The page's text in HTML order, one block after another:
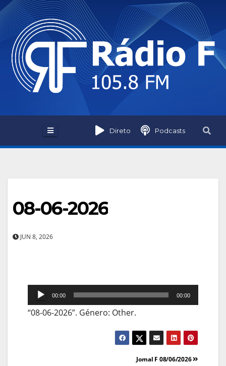
Skip
to
content
Direto Podcasts
08-06-2026
JUN 8, 2026
Reprodutor
de
00:00 00:00
“08-06-2026”. Género: Other.
Jornal F 08/06/2026